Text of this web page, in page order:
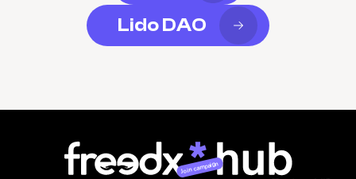
Lido DAO
Join campaign